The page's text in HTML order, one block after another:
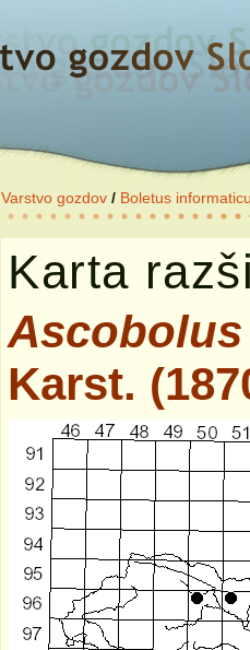
Varstvo gozdov / Boletus
Karta
Karst.